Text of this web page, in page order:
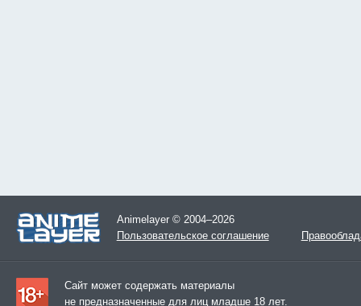
Animelayer © 2004–2026
Пользовательское соглашение
Сайт может содержать материалы
не предназначенные для лиц младше 18 лет.